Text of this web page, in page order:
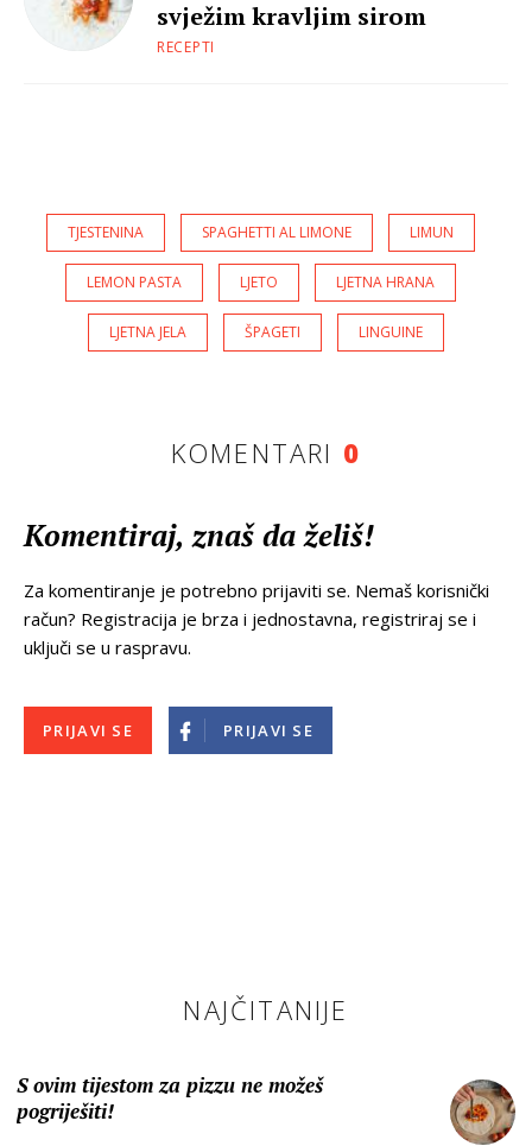
svježim kravljim sirom
RECEPTI
TJESTENINA SPAGHETTI AL LIMONE LIMUN
LEMON PASTA LJETO LJETNA HRANA
LJETNA JELA ŠPAGETI LINGUINE
KOMENTARI 0
Komentiraj, znaš da želiš!
Za komentiranje je potrebno prijaviti se. Nemaš korisnički
račun? Registracija je brza i jednostavna, registriraj se i
uključi se u raspravu.
PRIJAVI SE PRIJAVI SE
NAJČITANIJE
S ovim tijestom za pizzu ne možeš
pogriješiti!